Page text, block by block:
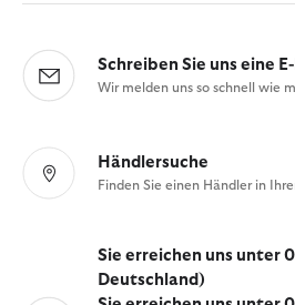
Schreiben Sie uns eine
Wir melden uns so schnell wie
Händlersuche
Finden Sie einen Händler in
Sie erreichen uns unter
Deutschland)